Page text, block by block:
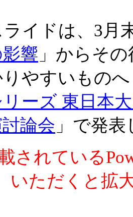
ライドは、3月
響 」からそ
りやすいもの
リーズ 東日本
論会 」で発
されている
いただくと拡